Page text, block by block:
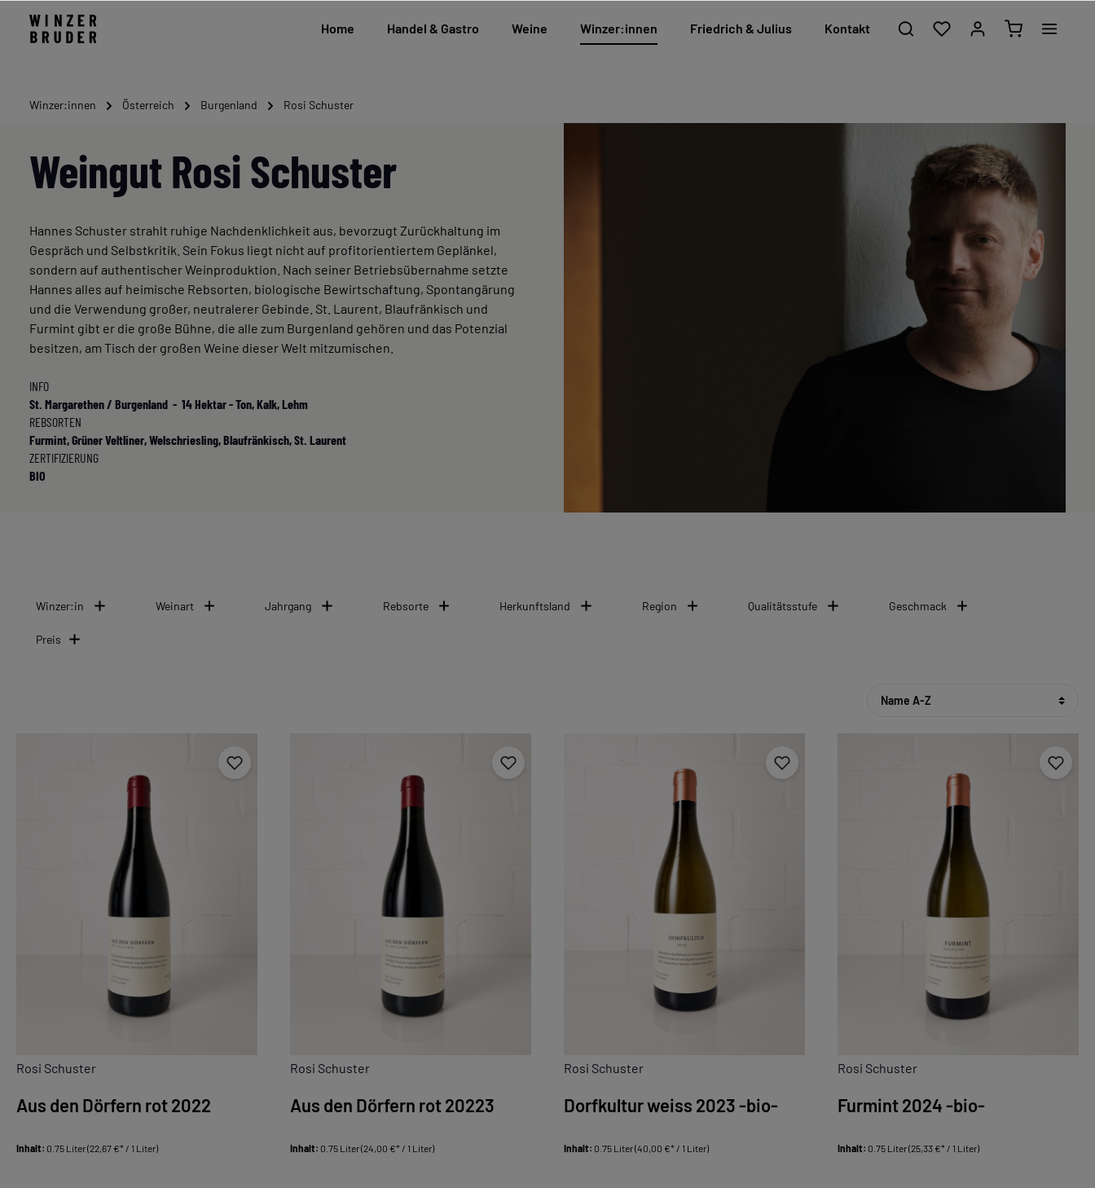
Home Handel & Gastro Weine Winzer:innen Friedrich & Julius Kontakt
Winzer:innen Österreich Burgenland Rosi Schuster
Weingut Rosi Schuster
Hannes Schuster strahlt ruhige Nachdenklichkeit aus, bevorzugt Zurückhaltung im
Gespräch und Selbstkritik. Sein Fokus liegt nicht auf profitorientiertem Geplänkel,
sondern auf authentischer Weinproduktion. Nach seiner Betriebsübernahme setzte
Hannes alles auf heimische Rebsorten, biologische Bewirtschaftung, Spontangärung
und die Verwendung großer, neutralerer Gebinde. St. Laurent, Blaufränkisch und
Furmint gibt er die große Bühne, die alle zum Burgenland gehören und das Potenzial
besitzen, am Tisch der großen Weine dieser Welt mitzumischen.
INFO
St. Margarethen / Burgenland - 14 Hektar - Ton, Kalk, Lehm
REBSORTEN
Furmint, Grüner Veltliner, Welschriesling, Blaufränkisch, St. Laurent
ZERTIFIZIERUNG
BIO
Winzer:in Weinart Jahrgang Rebsorte Herkunftsland Region Qualitätsstufe Geschmack
Preis
Rosi Schuster
Aus den Dörfern rot 2022
Inhalt: 0.75 Liter(22,67 €* / 1 Liter)
Rosi Schuster
Aus den Dörfern rot 20223
Inhalt: 0.75 Liter(24,00 €* / 1 Liter)
Rosi Schuster
Dorfkultur weiss 2023 -bio-
Inhalt: 0.75 Liter(40,00 €* / 1 Liter)
Rosi Schuster
Furmint 2024 -bio-
Inhalt: 0.75 Liter(25,33 €* / 1 Liter)